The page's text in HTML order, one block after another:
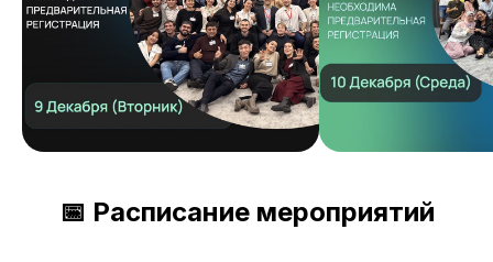
📅 Расписание мероприятий